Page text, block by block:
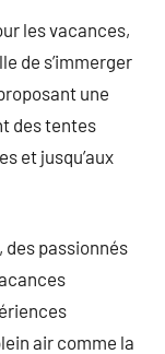
les vacances,
de s’immerger
une
des tentes
et jusqu’aux
des passionnés
air comme la